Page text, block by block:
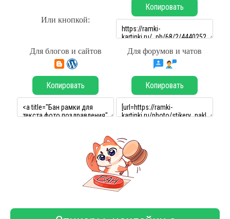
Или кнопкой:
Копировать
Для блогов и сайтов Для форумов и чатов
Копировать Копировать